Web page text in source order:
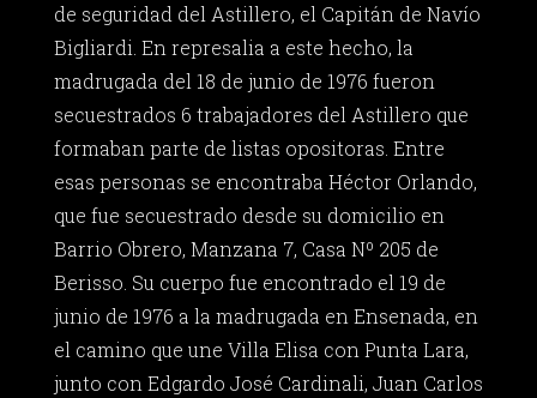
de seguridad del Astillero, el Capitán de Navío
Bigliardi. En represalia a este hecho, la
madrugada del 18 de junio de 1976 fueron
secuestrados 6 trabajadores del Astillero que
formaban parte de listas opositoras. Entre
esas personas se encontraba Héctor Orlando,
que fue secuestrado desde su domicilio en
Barrio Obrero, Manzana 7, Casa Nº 205 de
Berisso. Su cuerpo fue encontrado el 19 de
junio de 1976 a la madrugada en Ensenada, en
el camino que une Villa Elisa con Punta Lara,
junto con Edgardo José Cardinali, Juan Carlos